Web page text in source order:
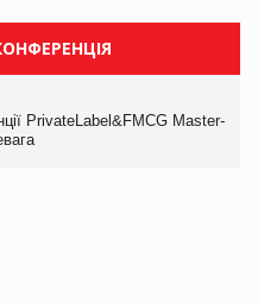
PrivateLabel&FMCG Master-